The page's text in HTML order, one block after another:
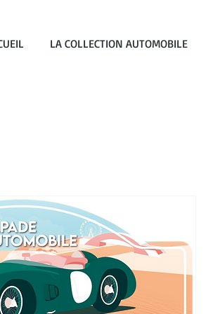
LA COLLECTION AUTOMOBILE